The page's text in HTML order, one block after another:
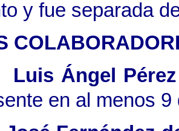
y fue separada
Luis Ángel
en al menos